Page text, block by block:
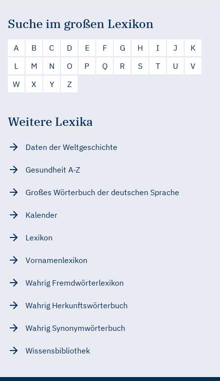
Suche im großen Lexikon
A B C D E F G H I J
K
L
M N O P Q R S T U
V
W
X Y Z
Weitere Lexika
Daten der Weltgeschichte
Gesundheit A-Z
Großes Wörterbuch der deutschen Sprache
Kalender
Lexikon
Vornamenlexikon
Wahrig Fremdwörterlexikon
Wahrig Herkunftswörterbuch
Wahrig Synonymwörterbuch
Wissensbibliothek